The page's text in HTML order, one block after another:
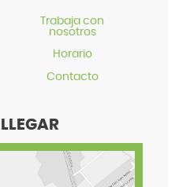
Trabaja con
nosotros
Horario
Contacto